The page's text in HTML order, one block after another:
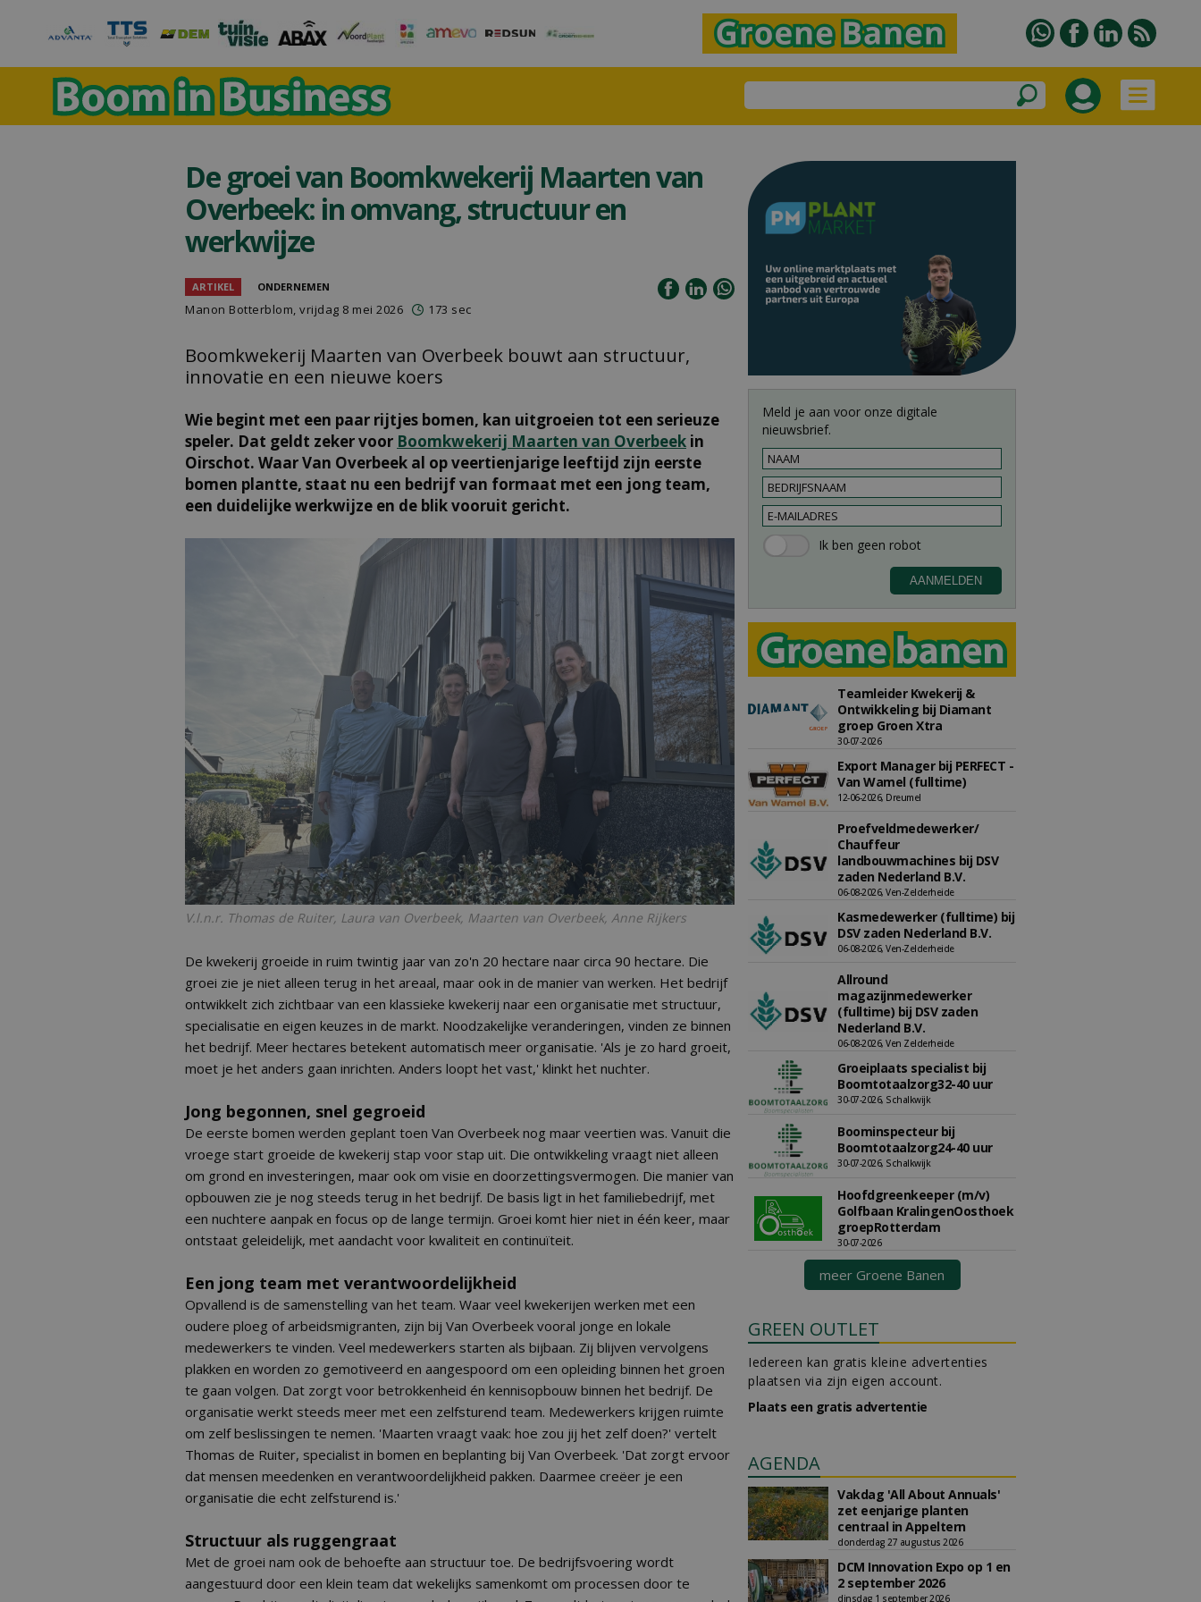
De groei van Boomkwekerij Maarten van
Overbeek: in omvang, structuur en
werkwijze
ARTIKEL ONDERNEMEN
Manon Botterblom, vrijdag 8 mei 2026 173 sec
Boomkwekerij Maarten van Overbeek bouwt aan structuur,
innovatie en een nieuwe koers
Wie begint met een paar rijtjes bomen, kan uitgroeien tot een serieuze
speler. Dat geldt zeker voor Boomkwekerij Maarten van Overbeek in
Oirschot. Waar Van Overbeek al op veertienjarige leeftijd zijn eerste
bomen plantte, staat nu een bedrijf van formaat met een jong team,
een duidelijke werkwijze en de blik vooruit gericht.
V.l.n.r. Thomas de Ruiter, Laura van Overbeek, Maarten van Overbeek, Anne Rijkers
De kwekerij groeide in ruim twintig jaar van zo'n 20 hectare naar circa 90 hectare. Die
groei zie je niet alleen terug in het areaal, maar ook in de manier van werken. Het bedrijf
ontwikkelt zich zichtbaar van een klassieke kwekerij naar een organisatie met structuur,
specialisatie en eigen keuzes in de markt. Noodzakelijke veranderingen, vinden ze binnen
het bedrijf. Meer hectares betekent automatisch meer organisatie. 'Als je zo hard groeit,
moet je het anders gaan inrichten. Anders loopt het vast,' klinkt het nuchter.
Jong begonnen, snel gegroeid
De eerste bomen werden geplant toen Van Overbeek nog maar veertien was. Vanuit die
vroege start groeide de kwekerij stap voor stap uit. Die ontwikkeling vraagt niet alleen
om grond en investeringen, maar ook om visie en doorzettingsvermogen. Die manier van
opbouwen zie je nog steeds terug in het bedrijf. De basis ligt in het familiebedrijf, met
een nuchtere aanpak en focus op de lange termijn. Groei komt hier niet in één keer, maar
ontstaat geleidelijk, met aandacht voor kwaliteit en continuïteit.
Een jong team met verantwoordelijkheid
Opvallend is de samenstelling van het team. Waar veel kwekerijen werken met een
oudere ploeg of arbeidsmigranten, zijn bij Van Overbeek vooral jonge en lokale
medewerkers te vinden. Veel medewerkers starten als bijbaan. Zij blijven vervolgens
plakken en worden zo gemotiveerd en aangespoord om een opleiding binnen het groen
te gaan volgen. Dat zorgt voor betrokkenheid én kennisopbouw binnen het bedrijf. De
organisatie werkt steeds meer met een zelfsturend team. Medewerkers krijgen ruimte
om zelf beslissingen te nemen. 'Maarten vraagt vaak: hoe zou jij het zelf doen?' vertelt
Thomas de Ruiter, specialist in bomen en beplanting bij Van Overbeek. 'Dat zorgt ervoor
dat mensen meedenken en verantwoordelijkheid pakken. Daarmee creëer je een
organisatie die echt zelfsturend is.'
Structuur als ruggengraat
Met de groei nam ook de behoefte aan structuur toe. De bedrijfsvoering wordt
aangestuurd door een klein team dat wekelijks samenkomt om processen door te
Meld je aan voor onze digitale
nieuwsbrief.
Teamleider Kwekerij &
Ontwikkeling bij Diamant
groep Groen Xtra
30-07-2026
Export Manager bij PERFECT -
Van Wamel (fulltime)
12-06-2026, Dreumel
Proefveldmedewerker/
Chauffeur
landbouwmachines bij DSV
zaden Nederland B.V.
06-08-2026, Ven-Zelderheide
Kasmedewerker (fulltime) bij
DSV zaden Nederland B.V.
06-08-2026, Ven-Zelderheide
Allround
magazijnmedewerker
(fulltime) bij DSV zaden
Nederland B.V.
06-08-2026, Ven Zelderheide
Groeiplaats specialist bij
Boomtotaalzorg32-40 uur
30-07-2026, Schalkwijk
Boominspecteur bij
Boomtotaalzorg24-40 uur
30-07-2026, Schalkwijk
Hoofdgreenkeeper (m/v)
Golfbaan KralingenOosthoek
groepRotterdam
30-07-2026
meer Groene Banen
GREEN OUTLET
Iedereen kan gratis kleine advertenties
plaatsen via zijn eigen account.
Plaats een gratis advertentie
AGENDA
Vakdag 'All About Annuals'
zet eenjarige planten
centraal in Appeltern
donderdag 27 augustus 2026
DCM Innovation Expo op 1 en
2 september 2026
dinsdag 1 september 2026